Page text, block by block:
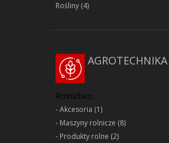
Rośliny (4)
AGROTECHNIKA
Rolnictwo
Akcesoria (1)
Maszyny rolnicze (8)
Produkty rolne (2)